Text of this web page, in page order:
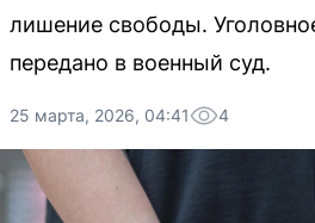
лишение свободы.
передано в военный суд.
25 марта, 2026, 04:41 4